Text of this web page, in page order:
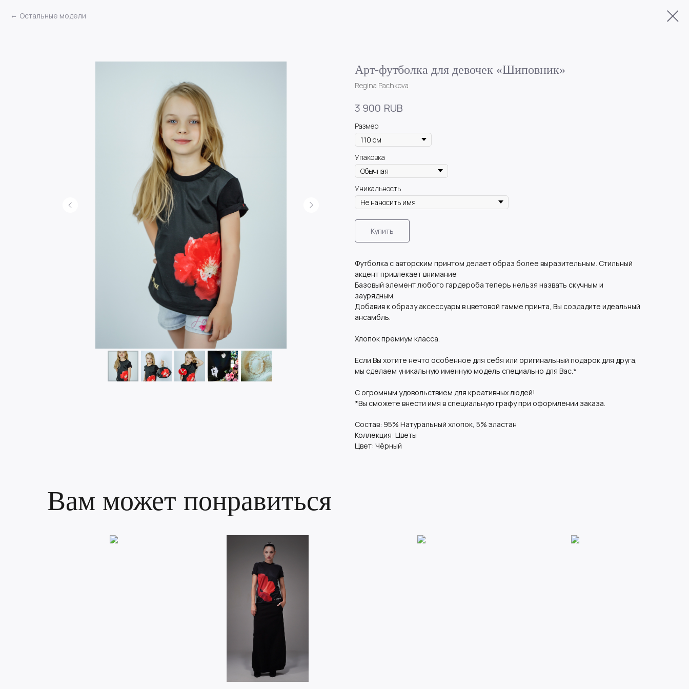
Остальные модели
Арт-футболка для девочек «Шиповник»
Regina Pachkova
3 900 RUB
Размер
Упаковка
Уникальность
Купить
Футболка с авторским принтом делает образ более выразительным. Стильный
акцент привлекает внимание
Базовый элемент любого гардероба теперь нельзя назвать скучным и
заурядным.
Добавив к образу аксессуары в цветовой гамме принта, Вы создадите идеальный
ансамбль.
Хлопок премиум класса.
Если Вы хотите нечто особенное для себя или оригинальный подарок для друга,
мы сделаем уникальную именную модель специально для Вас.*
С огромным удовольствием для креативных людей!
*Вы сможете внести имя в специальную графу при оформлении заказа.
Состав: 95% Натуральный хлопок, 5% эластан
Коллекция: Цветы
Цвет: Чёрный
Вам может понравиться